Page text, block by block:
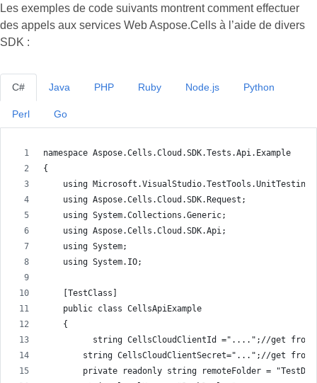
Les exemples de code suivants montrent comment effectuer
des appels aux services Web Aspose.Cells à l’aide de divers
SDK :
C#
namespace Aspose.Cells.Cloud.SDK.Tests.Api.Example
{
    using Microsoft.VisualStudio.TestTools.UnitTesting;
    using Aspose.Cells.Cloud.SDK.Request;
    using System.Collections.Generic;
    using Aspose.Cells.Cloud.SDK.Api;
    using System;
    using System.IO;
    [TestClass]
    public class CellsApiExample
    {
string CellsCloudClientId ="....";//get
string CellsCloudClientSecret="...";//get
private readonly string remoteFolder =
Java PHP Ruby Node.js Python
Perl Go